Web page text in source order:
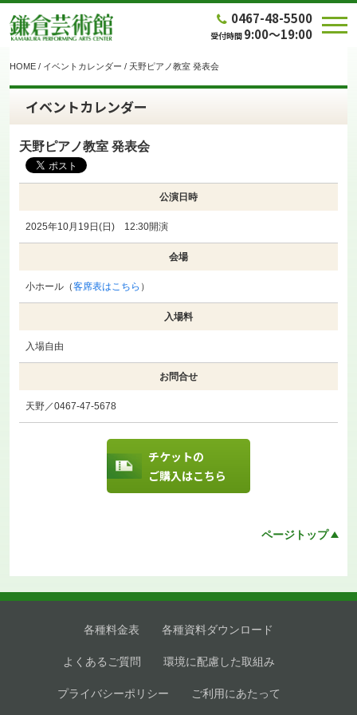
0467-48-5500
受付時間 9:00～19:00
HOME / イベントカレンダー / 天野ピアノ教室 発表会
チケットの
ご購入はこちら
イベントカレンダー
天野ピアノ教室 発表会
公演日時
2025年10月19日(日) 12:30開演
会場
小ホール（客席表はこちら ）
入場料
入場自由
お問合せ
天野／0467-47-5678
ページトップ
各種料金表 各種資料ダウンロード
よくあるご質問 環境に配慮した取組み
プライバシーポリシー ご利用にあたって